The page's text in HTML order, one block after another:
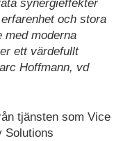
synergieffekter
och stora
med moderna
ett värdefullt
Hoffmann, vd
tjänsten som Vice
Solutions